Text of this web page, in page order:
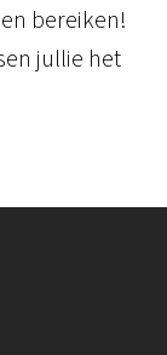
bereiken!
jullie het